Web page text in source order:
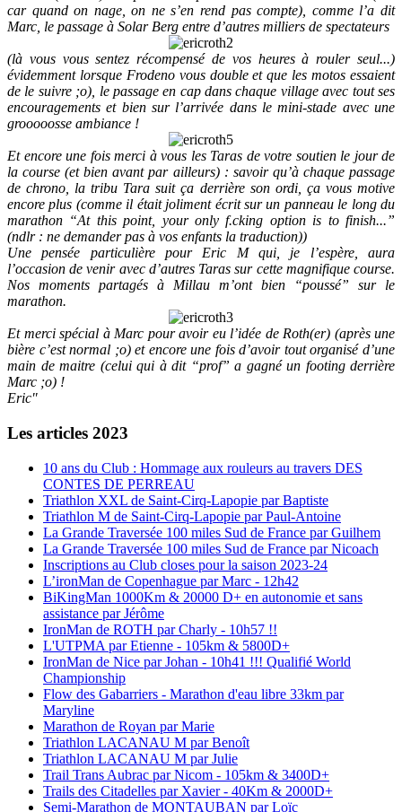
car quand on nage, on ne s’en rend pas compte), comme l’a dit
Marc, le passage à Solar Berg entre d’autres milliers de spectateurs
(là vous vous sentez récompensé de vos heures à rouler seul...)
évidemment lorsque Frodeno vous double et que les motos essaient
de le suivre ;o), le passage en cap dans chaque village avec tout ses
encouragements et bien sur l’arrivée dans le mini-stade avec une
grooooosse ambiance !
Et encore une fois merci à vous les Taras de votre soutien le jour de
la course (et bien avant par ailleurs) : savoir qu’à chaque passage
de chrono, la tribu Tara suit ça derrière son ordi, ça vous motive
encore plus (comme il était joliment écrit sur un panneau le long du
marathon “At this point, your only f.cking option is to finish...”
(ndlr : ne demander pas à vos enfants la traduction))
Une pensée particulière pour Eric M qui, je l’espère, aura
l’occasion de venir avec d’autres Taras sur cette magnifique course.
Nos moments partagés à Millau m’ont bien “poussé” sur le
marathon.
Et merci spécial à Marc pour avoir eu l’idée de Roth(er) (après une
bière c’est normal ;o) et encore une fois d’avoir tout organisé d’une
main de maitre (celui qui à dit “prof” a gagné un footing derrière
Marc ;o) !
Eric"
Les articles 2023
10 ans du Club : Hommage aux rouleurs au travers DES
CONTES DE PERREAU
Triathlon XXL de Saint-Cirq-Lapopie par Baptiste
Triathlon M de Saint-Cirq-Lapopie par Paul-Antoine
La Grande Traversée 100 miles Sud de France par Guilhem
La Grande Traversée 100 miles Sud de France par Nicoach
Inscriptions au Club closes pour la saison 2023-24
L’ironMan de Copenhague par Marc - 12h42
BiKingMan 1000Km & 20000 D+ en autonomie et sans
assistance par Jérôme
IronMan de ROTH par Charly - 10h57 !!
L'UTPMA par Etienne - 105km & 5800D+
IronMan de Nice par Johan - 10h41 !!! Qualifié World
Championship
Flow des Gabarriers - Marathon d'eau libre 33km par
Maryline
Marathon de Royan par Marie
Triathlon LACANAU M par Benoît
Triathlon LACANAU M par Julie
Trail Trans Aubrac par Nicom - 105km & 3400D+
Trails des Citadelles par Xavier - 40Km & 2000D+
Semi-Marathon de MONTAUBAN par Loïc